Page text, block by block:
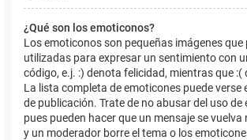
¿Qué son los emoticonos?
Los emoticonos son pequeñas imágenes que
utilizadas para expresar un sentimiento con
código, e.j. :) denota felicidad, mientras que
La lista completa de emoticones puede verse
de publicación. Trate de no abusar del uso de
pues pueden hacer que un mensaje se vuelva
y un moderador borre el tema o los